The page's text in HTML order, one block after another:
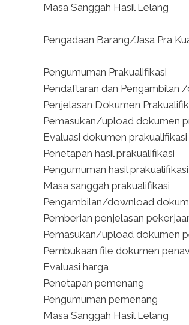
Masa Sanggah Hasil Lelang
Pengadaan Barang/Jasa Pra
Pengumuman Prakualifikasi
Pendaftaran dan Pengambilan
Penjelasan Dokumen
Pemasukan/upload dokumen
Evaluasi dokumen prakualifikasi
Penetapan hasil prakualifikasi
Pengumuman hasil prakualifikasi
Masa sanggah prakualifikasi
Pengambilan/download
Pemberian penjelasan
Pemasukan/upload dokumen
Pembukaan file dokumen
Evaluasi harga
Penetapan pemenang
Pengumuman pemenang
Masa Sanggah Hasil Lelang